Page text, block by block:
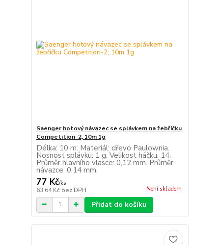
Saenger hotový návazec se splávkem na žebříčku
Competition-2, 10m 1g
Délka: 10 m. Materiál: dřevo Paulownia.
Nosnost splávku: 1 g. Velikost háčku: 14.
Průměr hlavního vlasce: 0,12 mm. Průměr
návazce: 0,14 mm.
77 Kč/ks
63,64 Kč bez DPH Není skladem
Přidat do košíku